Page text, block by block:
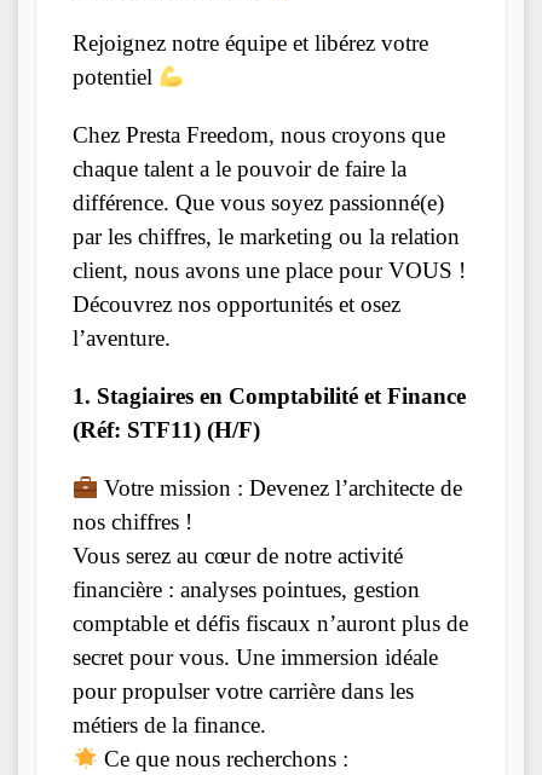
Rejoignez notre équipe et libérez votre
potentiel
Chez Presta Freedom, nous croyons que
chaque talent a le pouvoir de faire la
différence. Que vous soyez passionné(e)
par les chiffres, le marketing ou la relation
client, nous avons une place pour VOUS !
Découvrez nos opportunités et osez
l’aventure.
1. Stagiaires en Comptabilité et Finance
(Réf: STF11) (H/F)
Votre mission : Devenez l’architecte de
nos chiffres !
Vous serez au cœur de notre activité
financière : analyses pointues, gestion
comptable et défis fiscaux n’auront plus de
secret pour vous. Une immersion idéale
pour propulser votre carrière dans les
métiers de la finance.
Ce que nous recherchons :